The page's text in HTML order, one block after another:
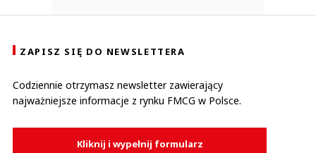
ZAPISZ SIĘ DO NEWSLETTERA
Codziennie otrzymasz newsletter zawierający
najważniejsze informacje z rynku FMCG w Polsce.
Kliknij i wypełnij formularz